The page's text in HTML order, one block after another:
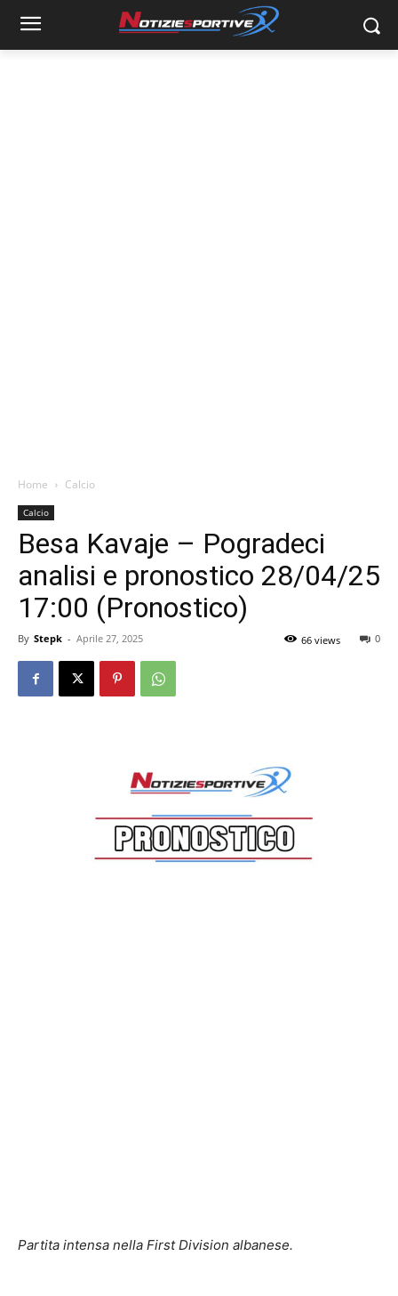
Home Calcio
Calcio
Besa Kavaje – Pogradeci
analisi e pronostico 28/04/25
17:00 (Pronostico)
By Stepk - Aprile 27, 2025 0
66 views
Partita intensa nella First Division albanese.